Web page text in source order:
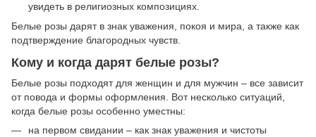
увидеть в религиозных композициях.
Белые розы дарят в знак уважения, покоя и мира, а также как
подтверждение благородных чувств.
Кому и когда дарят белые розы?
Белые розы подходят для женщин и для мужчин – все зависит
от повода и формы оформления. Вот несколько ситуаций,
когда белые розы особенно уместны:
на первом свидании – как знак уважения и чистоты